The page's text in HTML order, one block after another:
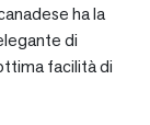
ha la
di
facilità di